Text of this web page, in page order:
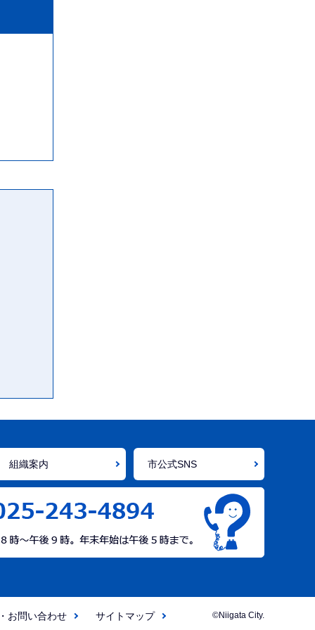
組織案内 市公式SNS
お問い合わせ サイトマップ ©Niigata City.